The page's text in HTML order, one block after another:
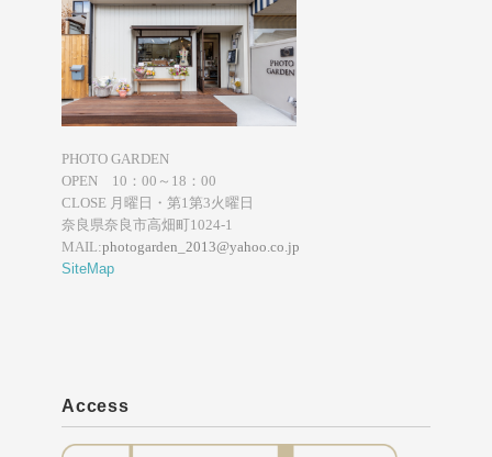
PHOTO GARDEN
OPEN 10：00～18：00
CLOSE 月曜日・第1第3火曜日
奈良県奈良市高畑町1024-1
MAIL:photogarden_2013@yahoo.co.jp
SiteMap
Access